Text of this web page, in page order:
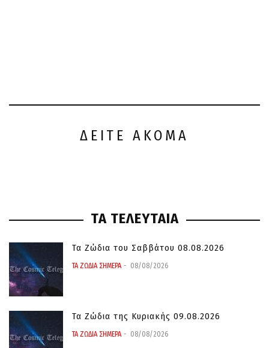
ΔΕΙΤΕ ΑΚΟΜΑ
ΤΑ ΤΕΛΕΥΤΑΙΑ
Τα Ζώδια του Σαββάτου 08.08.2026
ΤΑ ΖΩΔΙΑ ΣΗΜΕΡΑ 08/08/2026
Τα Ζώδια της Κυριακής 09.08.2026
ΤΑ ΖΩΔΙΑ ΣΗΜΕΡΑ 08/08/2026